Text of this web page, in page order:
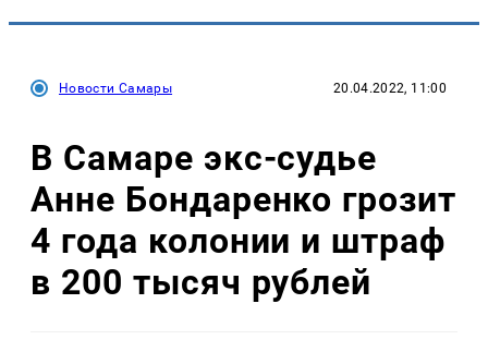
Новости Самары 20.04.2022, 11:00
В Самаре экс-судье
Анне Бондаренко грозит
4 года колонии и штраф
в 200 тысяч рублей